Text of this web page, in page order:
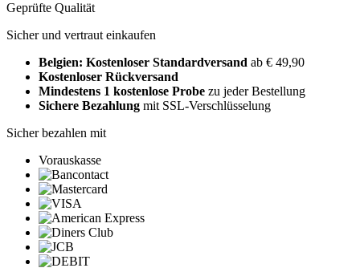
Geprüfte Qualität
Sicher und vertraut einkaufen
Belgien: Kostenloser Standardversand ab € 49,90
Kostenloser Rückversand
Mindestens 1 kostenlose Probe zu jeder Bestellung
Sichere Bezahlung mit SSL-Verschlüsselung
Sicher bezahlen mit
Vorauskasse